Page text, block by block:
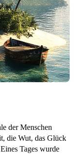
der Menschen
die Wut, das Glück
Tages wurde